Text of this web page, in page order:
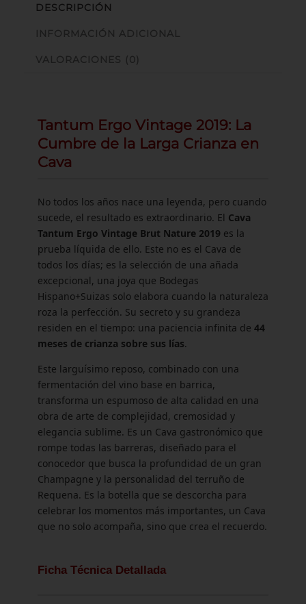
DESCRIPCIÓN
INFORMACIÓN ADICIONAL
VALORACIONES (0)
Tantum Ergo Vintage 2019: La
Cumbre de la Larga Crianza en
Cava
No todos los años nace una leyenda, pero cuando
sucede, el resultado es extraordinario. El Cava
Tantum Ergo Vintage Brut Nature 2019 es la
prueba líquida de ello. Este no es el Cava de
todos los días; es la selección de una añada
excepcional, una joya que Bodegas
Hispano+Suizas solo elabora cuando la naturaleza
roza la perfección. Su secreto y su grandeza
residen en el tiempo: una paciencia infinita de 44
meses de crianza sobre sus lías.
Este larguísimo reposo, combinado con una
fermentación del vino base en barrica,
transforma un espumoso de alta calidad en una
obra de arte de complejidad, cremosidad y
elegancia sublime. Es un Cava gastronómico que
rompe todas las barreras, diseñado para el
conocedor que busca la profundidad de un gran
Champagne y la personalidad del terruño de
Requena. Es la botella que se descorcha para
celebrar los momentos más importantes, un Cava
que no solo acompaña, sino que crea el recuerdo.
Ficha Técnica Detallada